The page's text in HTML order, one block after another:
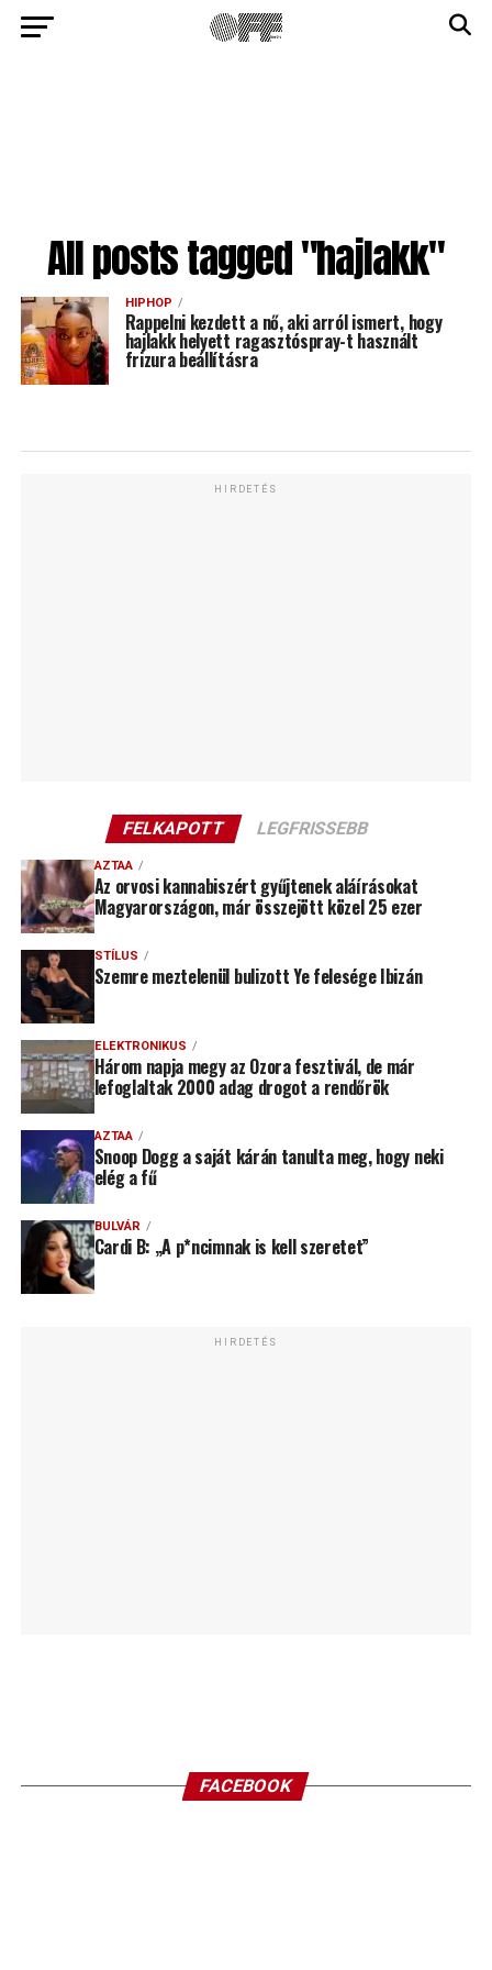
All posts tagged "hajlakk"
HIPHOP
Rappelni kezdett a nő, aki arról ismert, hogy
hajlakk helyett ragasztóspray-t használt
frizura beállításra
HIRDETÉS
FELKAPOTT LEGFRISSEBB
AZTAA
Az orvosi kannabiszért gyűjtenek aláírásokat
Magyarországon, már összejött közel 25 ezer
STÍLUS
Szemre meztelenül bulizott Ye felesége Ibizán
ELEKTRONIKUS
Három napja megy az Ozora fesztivál, de már
lefoglaltak 2000 adag drogot a rendőrök
AZTAA
Snoop Dogg a saját kárán tanulta meg, hogy neki
elég a fű
BULVÁR
Cardi B: „A p*ncimnak is kell szeretet”
HIRDETÉS
FACEBOOK